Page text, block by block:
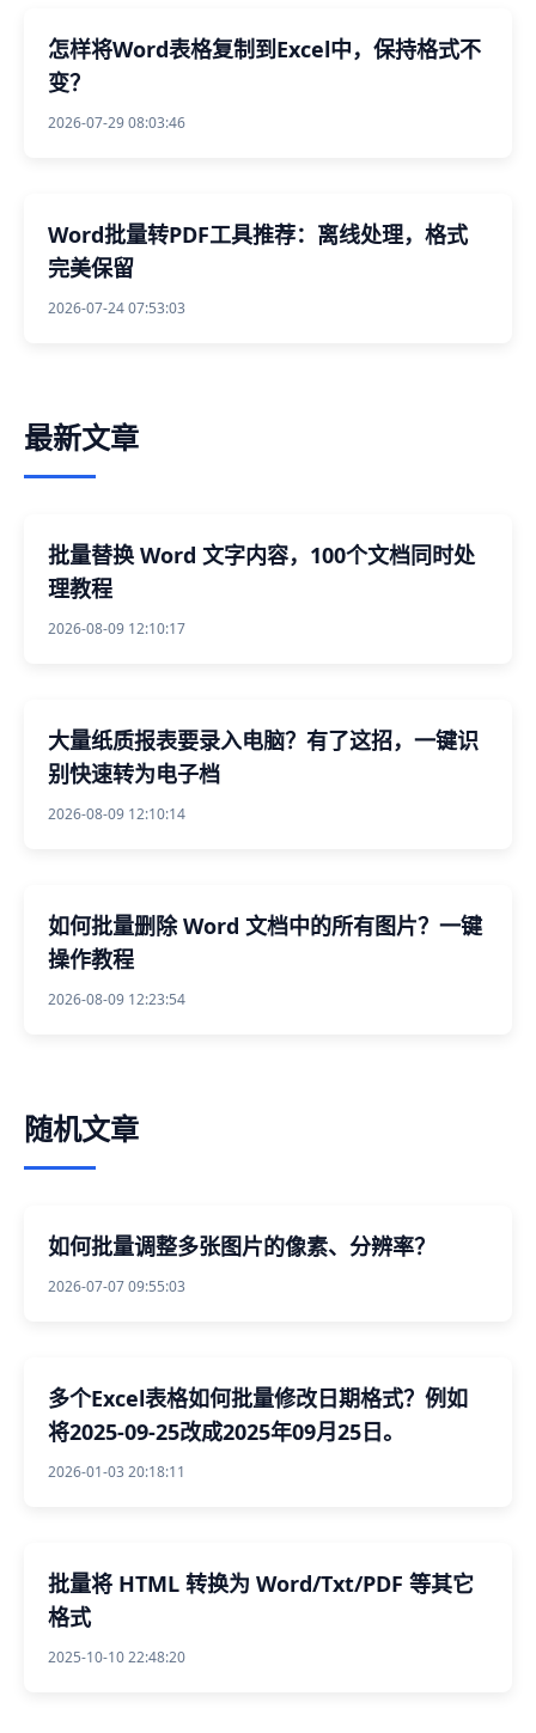
怎样将Word表格复制到Excel中，保持格式不
变？
2026-07-29 08:03:46
Word批量转PDF工具推荐：离线处理，格式
完美保留
2026-07-24 07:53:03
最新文章
批量替换 Word 文字内容，100个文档同时处
理教程
2026-08-09 12:10:17
大量纸质报表要录入电脑？有了这招，一键识
别快速转为电子档
2026-08-09 12:10:14
如何批量删除 Word 文档中的所有图片？一键
操作教程
2026-08-09 12:23:54
随机文章
如何批量调整多张图片的像素、分辨率？
2026-07-07 09:55:03
多个Excel表格如何批量修改日期格式？例如
将2025-09-25改成2025年09月25日。
2026-01-03 20:18:11
批量将 HTML 转换为 Word/Txt/PDF 等其它
格式
2025-10-10 22:48:20